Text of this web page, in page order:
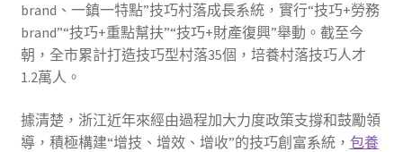
brand、一鎮一特點”技巧村落成長系統，實行“技巧+勞務
brand”“技巧+重點幫扶”“技巧+財產復興”舉動。截至今
朝，全市累計打造技巧型村落35個，培養村落技巧人才
1.2萬人。
據清楚，浙江近年來經由過程加大力度政策支撐和鼓勵領
導，積極構建“增技、增效、增收”的技巧創富系統， 包養